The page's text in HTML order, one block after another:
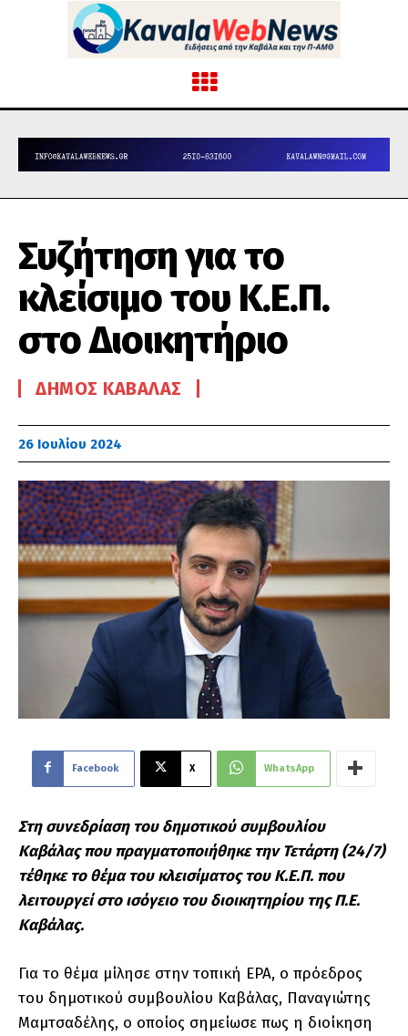
Συζήτηση για το
κλείσιμο του Κ.Ε.Π.
στο Διοικητήριο
ΔΉΜΟΣ ΚΑΒΆΛΑΣ
26 Ιουλίου 2024
Facebook X WhatsApp
Στη συνεδρίαση του δημοτικού συμβουλίου
Καβάλας που πραγματοποιήθηκε την Τετάρτη (24/7)
τέθηκε το θέμα του κλεισίματος του Κ.Ε.Π. που
λειτουργεί στο ισόγειο του διοικητηρίου της Π.Ε.
Καβάλας.
Για το θέμα μίλησε στην τοπική ΕΡΑ, ο πρόεδρος
του δημοτικού συμβουλίου Καβάλας, Παναγιώτης
Μαμτσαδέλης, ο οποίος σημείωσε πως η διοίκηση